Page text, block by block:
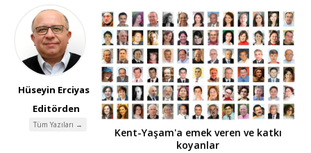
Hüseyin Erciyas
Editörden
Tüm Yazıları →
Kent-Yaşam'a emek veren ve katkı
koyanlar